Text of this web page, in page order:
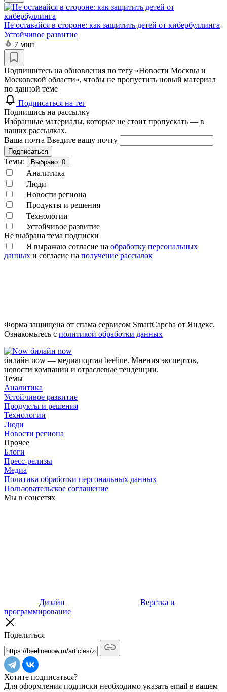
Не оставайся в стороне: как защитить детей от кибербуллинга
Устойчивое развитие
7 мин
Подпишитесь на обновления по тегу «Новости Москвы и
Московской области», чтобы не пропустить новый материал
по данной теме
Подписаться на тег
Подпишись на рассылку
Избранные материалы, которые не стоит пропускать — в
наших рассылках.
Ваша почта Введите вашу почту
Подписаться
Темы: Выбрано: 0
Аналитика
Люди
Новости региона
Продукты и решения
Технологии
Устойчивое развитие
Не выбрана тема подписки
Я выражаю согласие на обработку персональных
данных и согласие на получение рассылок
Форма защищена от спама сервисом SmartCapcha от Яндекс.
Ознакомьтесь с политикой обработки данных
билайн now
билайн now — медиапортал beeline. Мнения экспертов,
новости компании и отраслевые тенденции.
Темы
Аналитика
Устойчивое развитие
Продукты и решения
Технологии
Люди
Новости региона
Прочее
Блоги
Пресс-релизы
Медиа
Политика обработки персональных данных
Пользовательское соглашение
Мы в соцсетях
Дизайн
Верстка и
программирование
Поделиться
Хотите подписаться?
Для оформления подписки необходимо указать email в вашем